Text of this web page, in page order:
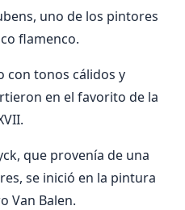
uno de los pintores
flamenco.
con tonos cálidos y
en el favorito de la
que provenía de una
se inició en la pintura
Van Balen.